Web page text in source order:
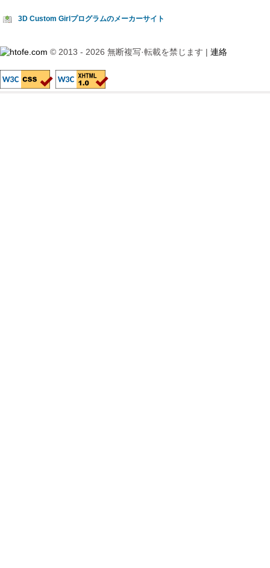
3D Custom Girlプログラムのメーカーサイト
© 2013 - 2026 無断複写·転載を禁じます | 連絡